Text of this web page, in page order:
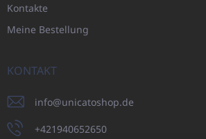
Kontakte
Meine Bestellung
KONTAKT
info@unicatoshop.de
+421940652650